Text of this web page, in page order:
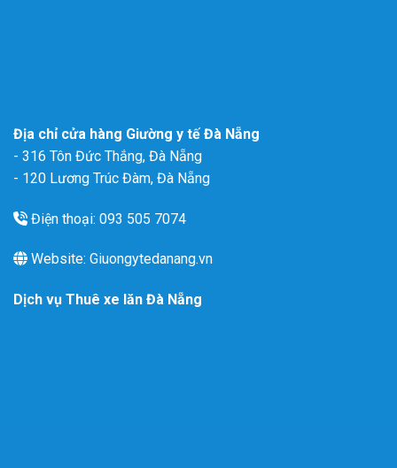
Địa chỉ cửa hàng Giường y tế Đà Nẵng
- 316 Tôn Đức Thắng, Đà Nẵng
- 120 Lương Trúc Đàm, Đà Nẵng
Điện thoại: 093 505 7074
Website: Giuongytedanang.vn
Dịch vụ Thuê xe lăn Đà Nẵng